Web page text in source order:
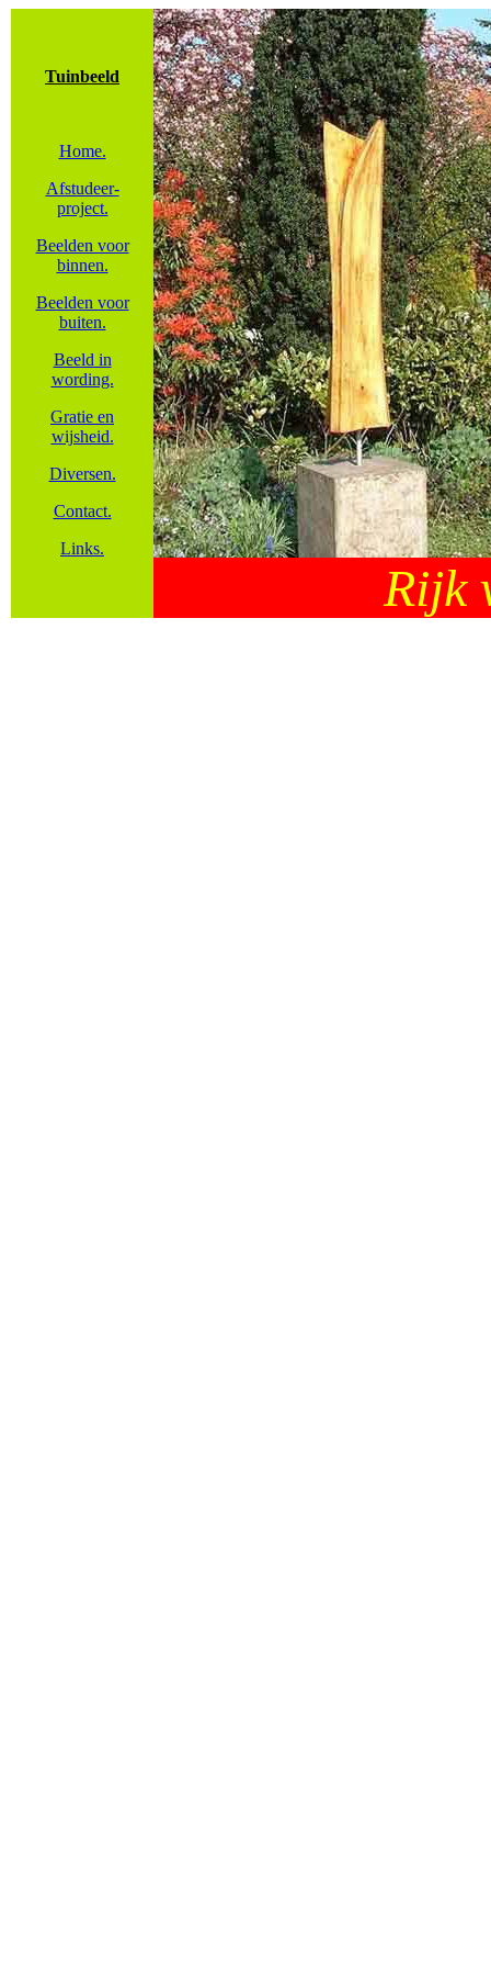
Tuinbeeld
Home.
Afstudeer-
project.
Beelden voor
binnen.
Beelden voor
buiten.
Beeld in
wording.
Gratie en
wijsheid.
Diversen.
Contact.
Links.
Rijk